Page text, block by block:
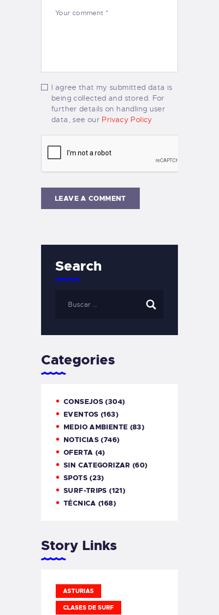
I agree that my submitted data is
being collected and stored. For
further details on handling user
data, see our Privacy Policy
Search
Categories
CONSEJOS (304)
EVENTOS (163)
MEDIO AMBIENTE (83)
NOTICIAS (746)
OFERTA (4)
SIN CATEGORIZAR (60)
SPOTS(23)
SURF-TRIPS (121)
TÉCNICA (168)
Story Links
ASTURIAS
CLASES DE SURF